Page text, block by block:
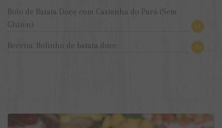
Bolo de Batata Doce com Castanha do Pará (Sem
Glúten)
11
Receita: Bolinho de batata doce 10